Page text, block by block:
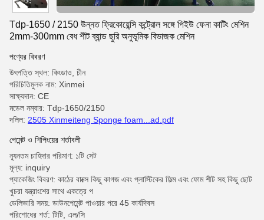
Tdp-1650 / 2150 উন্নত ফ্রিকোয়েন্সি কন্ট্রোল সঙ্গে পিইউ ফেনা কাটিং মেশিন
2mm-300mm বেধ শীট ব্যান্ড ছুরি অনুভূমিক বিভাজক মেশিন
পণ্যের বিবরণ
উৎপত্তি স্থল: কিংডাও, চীন
পরিচিতিমুলক নাম: Xinmei
সাক্ষ্যদান: CE
মডেল নম্বার: Tdp-1650/2150
দলিল: 2505 Xinmeiteng Sponge foam...ad.pdf
পেমেন্ট ও শিপিংয়ের শর্তাবলী
ন্যূনতম চাহিদার পরিমাণ: ১টি সেট
মূল্য: inquiry
প্যাকেজিং বিবরণ: কাঠের বাক্সে কিছু কাগজ এবং প্লাস্টিকের ফিল্ম এবং ফোম শীট সহ কিছু ছোট
খুচরা যন্ত্রাংশের সাথে একত্রে প
ডেলিভারি সময়: ডাউনপেমেন্ট পাওয়ার পরে 45 কার্যদিবস
পরিশোধের শর্ত: টিটি, এল/সি